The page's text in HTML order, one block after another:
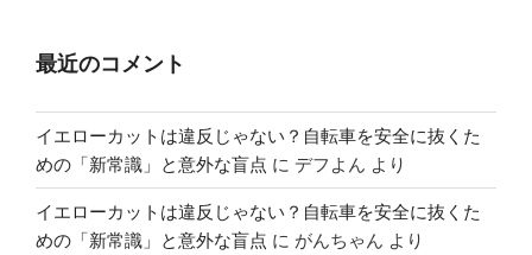
最近のコメント
イエローカットは違反じゃない？自転車を安全に抜くた
めの「新常識」と意外な盲点 に デフよん より
イエローカットは違反じゃない？自転車を安全に抜くた
めの「新常識」と意外な盲点 に がんちゃん より